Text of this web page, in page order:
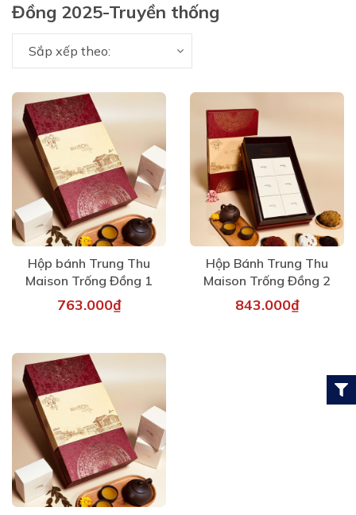
Đồng 2025-Truyền thống
Sắp xếp theo:
Hộp bánh Trung Thu
Maison Trống Đồng 1
763.000₫
Hộp Bánh Trung Thu
Maison Trống Đồng 2
843.000₫